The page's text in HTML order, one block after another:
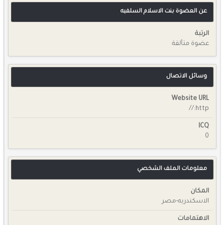
عن العضوة بنت الاسلام السلفيه
الرتبة
عضوة متألقة
وسائل الاتصال
Website URL
http://
ICQ
0
معلومات الملف الشخصي
المكان
الاسكندريه-مصر
الاهتمامات